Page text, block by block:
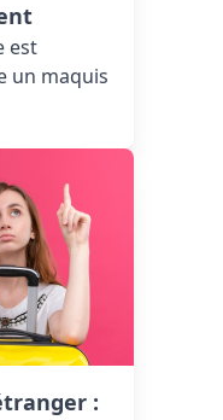
est
un maquis
: